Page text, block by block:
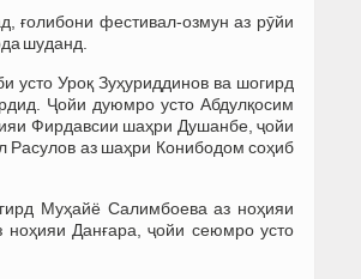
ғолибони фестивал-озмун аз рӯйи
шуданд.
усто Уроқ Зуҳуриддинов ва шогирд
Ҷойи дуюмро усто Абдулқосим
Фирдавсии шаҳри Душанбе, ҷойи
Расулов аз шаҳри Конибодом соҳиб
Муҳайё Салимбоева аз ноҳияи
Данғара, ҷойи сеюмро усто